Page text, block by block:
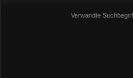
Verwandte